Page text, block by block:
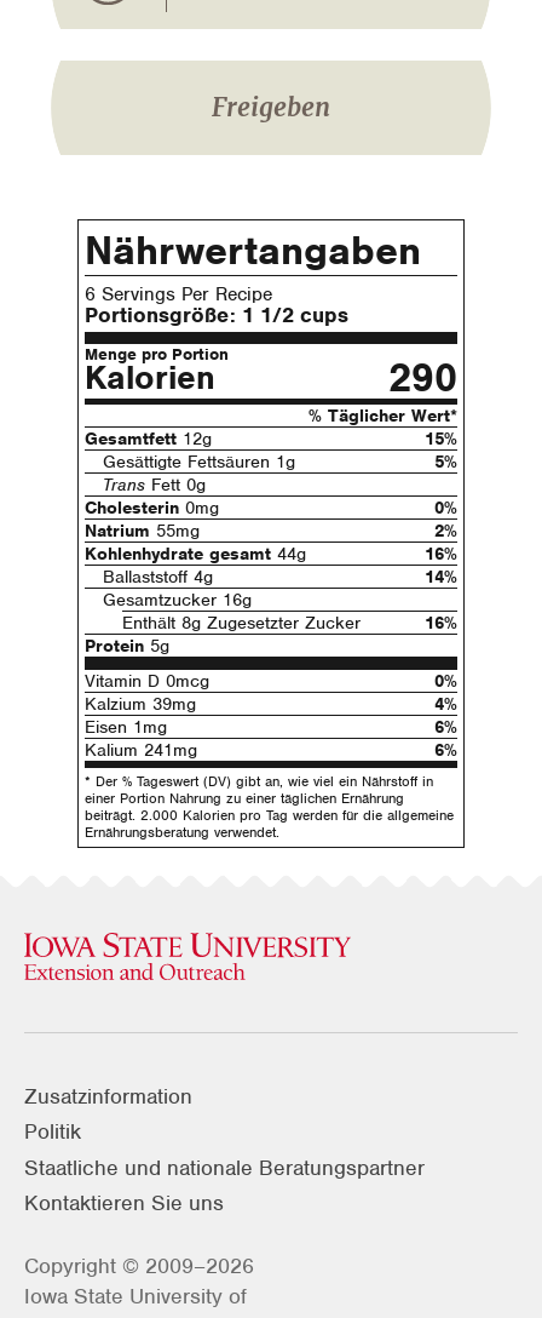
Freigeben
Nährwertangaben
6 Servings Per Recipe
Portionsgröße: 1 1/2 cups
Menge pro Portion
Kalorien 290
% Täglicher Wert*
Gesamtfett 12g
15%
Gesättigte Fettsäuren 1g
5%
Trans Fett 0g
Cholesterin 0mg
0%
Natrium 55mg
2%
Kohlenhydrate gesamt 44g
16%
Ballaststoff 4g
14%
Gesamtzucker 16g
Enthält 8g Zugesetzter Zucker
16%
Protein 5g
Vitamin D 0mcg
0%
Kalzium 39mg
4%
Eisen 1mg
6%
Kalium 241mg
6%
* Der % Tageswert (DV) gibt an, wie viel ein Nährstoff in
einer Portion Nahrung zu einer täglichen Ernährung
beiträgt. 2.000 Kalorien pro Tag werden für die allgemeine
Ernährungsberatung verwendet.
Zusatzinformation
Politik
Staatliche und nationale Beratungspartner
Kontaktieren Sie uns
Copyright © 2009–2026
Iowa State University of